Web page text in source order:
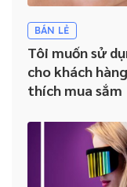
BÁN LẺ
Tôi muốn sử
cho khách
thích mua sắm